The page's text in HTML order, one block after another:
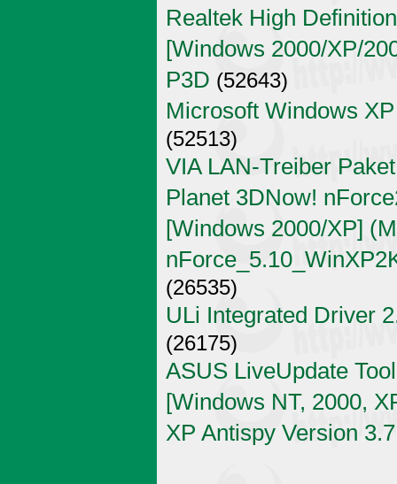
Realtek High
[Windows 2000/XP/
P3D (52643)
Microsoft Windows
(52513)
VIA LAN-Treiber
Planet 3DNow!
[Windows 2000/XP]
(26535)
ULi Integrated Driver
(26175)
ASUS LiveUpdate
[Windows NT, 2000,
XP Antispy Version